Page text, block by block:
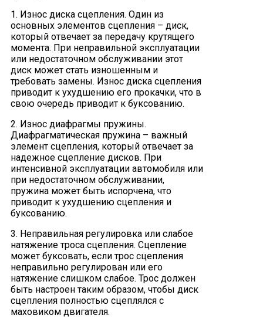
1. Износ диска сцепления. Один из
основных элементов сцепления – диск,
который отвечает за передачу крутящего
момента. При неправильной эксплуатации
или недостаточном обслуживании этот
диск может стать изношенным и
требовать замены. Износ диска сцепления
приводит к ухудшению его прокачки, что в
свою очередь приводит к буксованию.
2. Износ диафрагмы пружины.
Диафрагматическая пружина – важный
элемент сцепления, который отвечает за
надежное сцепление дисков. При
интенсивной эксплуатации автомобиля или
при недостаточном обслуживании,
пружина может быть испорчена, что
приводит к ухудшению сцепления и
буксованию.
3. Неправильная регулировка или слабое
натяжение троса сцепления. Сцепление
может буксовать, если трос сцепления
неправильно регулирован или его
натяжение слишком слабое. Трос должен
быть настроен таким образом, чтобы диск
сцепления полностью сцеплялся с
маховиком двигателя.